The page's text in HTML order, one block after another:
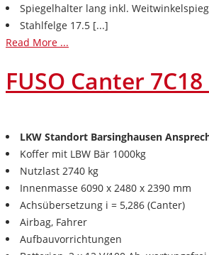
Spiegelhalter lang inkl.
Stahlfelge 17.5 [...]
Read More ...
FUSO Canter
LKW Standort Barsinghausen
Koffer mit LBW Bär 1000kg
Nutzlast 2740 kg
Innenmasse 6090 x 2480 x 2390 mm
Achsübersetzung i = 5,286 (Canter)
Airbag, Fahrer
Aufbauvorrichtungen